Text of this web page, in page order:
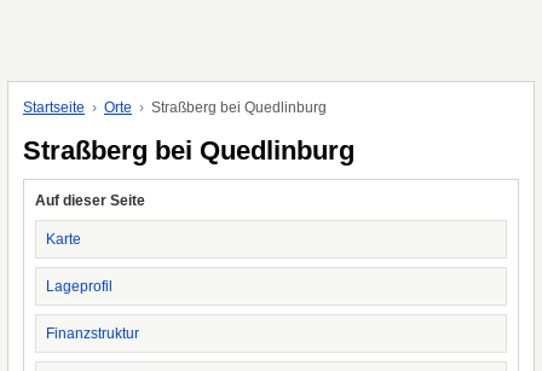
Startseite Orte Straßberg bei Quedlinburg
Straßberg bei Quedlinburg
Auf dieser Seite
Karte
Lageprofil
Finanzstruktur